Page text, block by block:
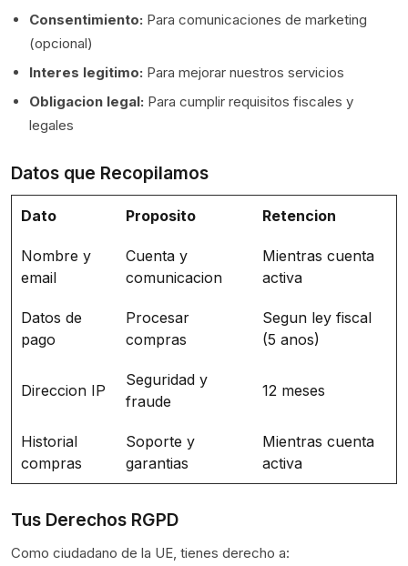
Consentimiento: Para comunicaciones de marketing
(opcional)
Interes legitimo: Para mejorar nuestros servicios
Obligacion legal: Para cumplir requisitos fiscales y
legales
Datos que Recopilamos
Dato Proposito Retencion
Nombre y
email
Cuenta y
comunicacion
Mientras cuenta
activa
Datos de
pago
Procesar
compras
Segun ley fiscal
(5 anos)
Direccion IP
Seguridad y
fraude
12 meses
Historial
compras
Soporte y
garantias
Mientras cuenta
activa
Tus Derechos RGPD
Como ciudadano de la UE, tienes derecho a: